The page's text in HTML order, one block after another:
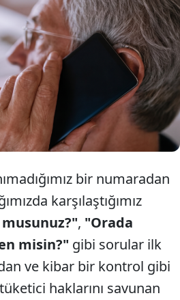
sinsi yöntemlerine bir
Son dönemde yabancı
gelen ve "Beni duyuyor
başlayan aramalar,
geçirdi. İşte vereceğiniz tek
karartabilecek o tehlikenin
bir numaradan
karşılaştığımız
, "Orada
misin?" gibi sorular ilk
ve kibar bir kontrol gibi
haklarını savunan